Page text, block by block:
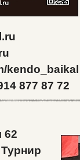
kendo_baikal
877 87 72
62